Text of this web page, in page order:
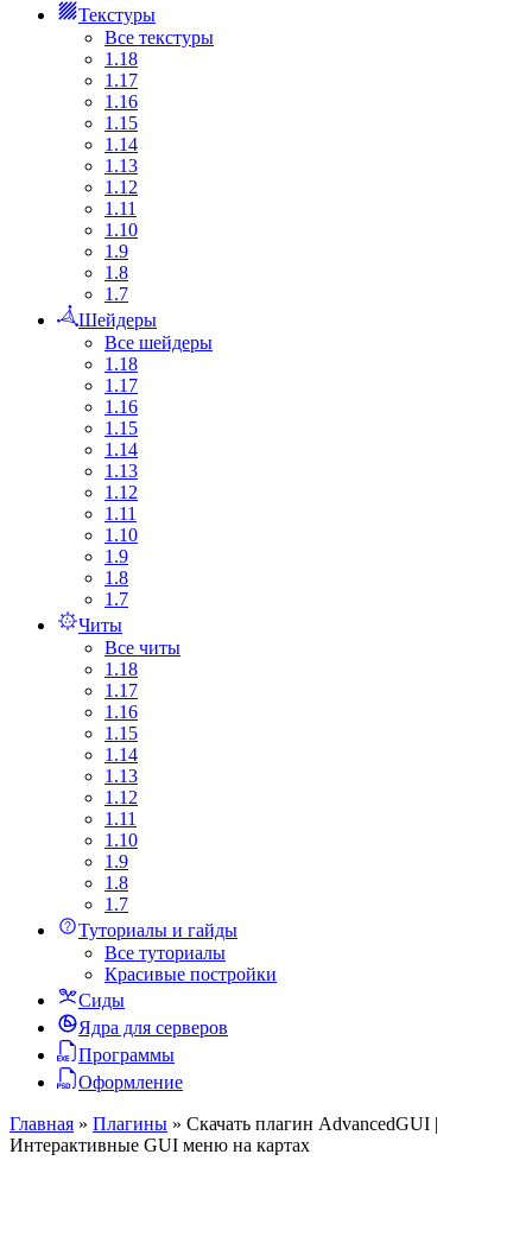
Текстуры
Все текстуры
1.18
1.17
1.16
1.15
1.14
1.13
1.12
1.11
1.10
1.9
1.8
1.7
Шейдеры
Все шейдеры
1.18
1.17
1.16
1.15
1.14
1.13
1.12
1.11
1.10
1.9
1.8
1.7
Читы
Все читы
1.18
1.17
1.16
1.15
1.14
1.13
1.12
1.11
1.10
1.9
1.8
1.7
Туториалы и гайды
Все туториалы
Красивые постройки
Сиды
Ядра для серверов
Программы
Оформление
Главная » Плагины » Скачать плагин AdvancedGUI |
Интерактивные GUI меню на картах